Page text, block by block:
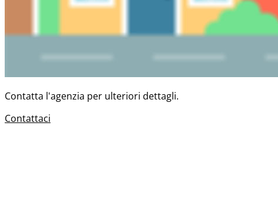
Contatta l'agenzia per ulteriori dettagli.
Contattaci